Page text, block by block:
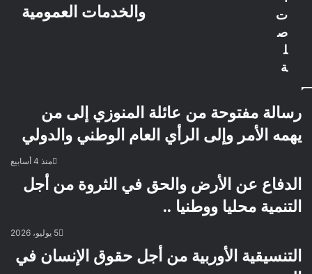
والخدمات العمومية
ت
ص
ل
ة
رسالة مفتوحة من عائلة المنوزي إلى من
يهمه الأمر وإلى الرأي العام الوطني والدولي
منذ 4 أسابيع
الدفاع عن الأرض والحق في الثروة من أجل
التنمية محليا ووطنيا ..
5 يوليو، 2026
التنسيقية الأوربية من أجل حقوق الإنسان في